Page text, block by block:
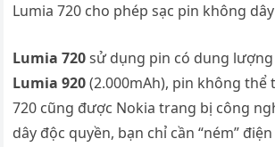
Lumia 720 cho phép sạc pin không dây
Lumia 720sử dụng pin có dung
Lumia 920(2.000mAh), pin không thể
720 cũng được Nokia trang bị công
dây độc quyền, bạn chỉ cần “ném”